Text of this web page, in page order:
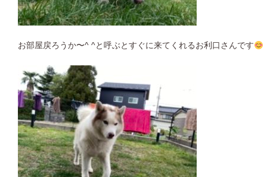
お部屋戻ろうか〜^ ^と呼ぶとすぐに来てくれるお利口さんです